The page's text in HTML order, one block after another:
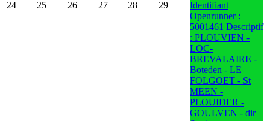
24 25 26 27 28 29
Identifiant
Openrunner :
5001461 Descriptif
: PLOUVIEN -
LOC-
BREVALAIRE -
Boteden - LE
FOLGOET - St
MEEN -
PLOUIDER -
GOULVEN - dir